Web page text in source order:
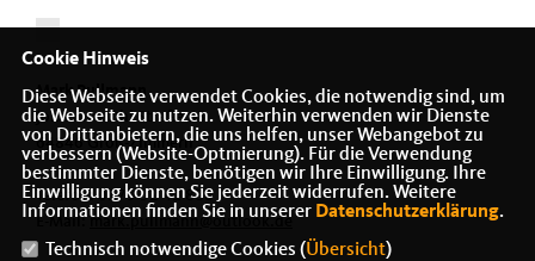
Mark Pullmann
Johannes Ohl Straße 63
64846 Groß-Zimmern
Telefon: 0179 32 41 888
E-Mail: mark.pullmann@outlook.de
Cookie Hinweis
Diese Webseite verwendet Cookies, die notwendig sind, um
die Webseite zu nutzen. Weiterhin verwenden wir Dienste
von Drittanbietern, die uns helfen, unser Webangebot zu
verbessern (Website-Optmierung). Für die Verwendung
bestimmter Dienste, benötigen wir Ihre Einwilligung. Ihre
Einwilligung können Sie jederzeit widerrufen. Weitere
Informationen finden Sie in unserer Datenschutzerklärung.
Technisch notwendige Cookies (Übersicht)